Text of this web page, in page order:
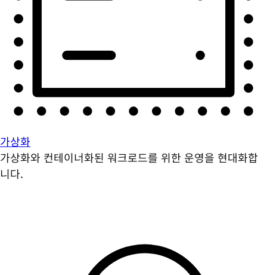
가상화
가상화와 컨테이너화된 워크로드를 위한 운영을 현대화합
니다.